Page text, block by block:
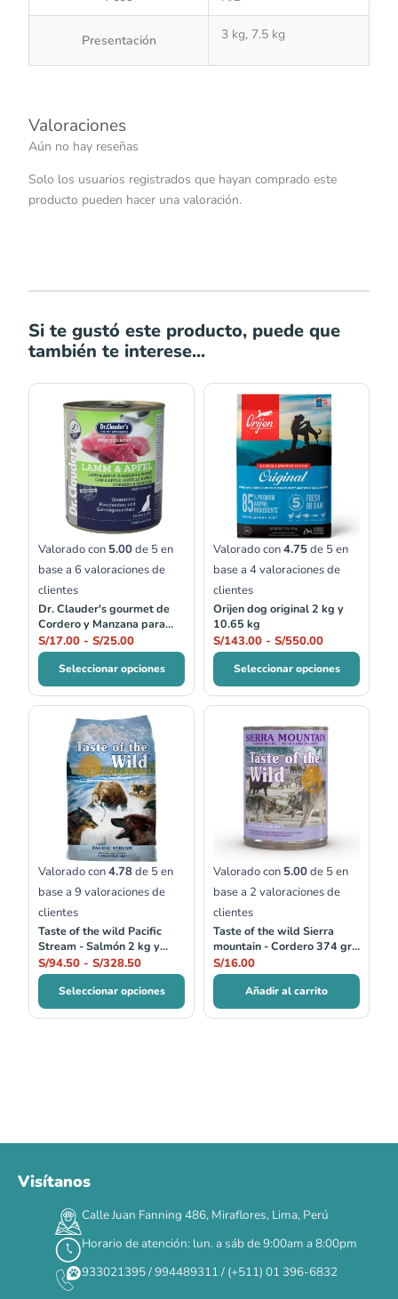
Presentación 3 kg, 7.5 kg
Valoraciones
Aún no hay reseñas
Solo los usuarios registrados que hayan comprado este
producto pueden hacer una valoración.
Si te gustó este producto, puede que
también te interese...
Valorado con 5.00de 5 en
base a 6 valoraciones de
clientes
Dr. Clauder's gourmet de
Cordero y Manzana para
perro 400 gr y 800 gr
S/17.00 - S/25.00
de
precios:
desde
S/17.00
hasta
S/25.00
Seleccionar opciones
Valorado con4.75de 5 en
base a 4valoraciones de
clientes
Orijen dog original 2 kg y
10.65 kg
S/143.00 - S/550.00
Rango
de
precios:
S/550.00
Seleccionar opciones
Valorado con4.78de 5 en
base a 9 valoraciones de
clientes
Taste of the wild Pacific
Stream - Salmón 2 kg y
12.2 kg
S/94.50 - S/328.50
Rango
de
precios:
desde
S/94.50
hasta
S/328.50
Seleccionar opciones
Valorado con 5.00de 5 en
base a 2 valoraciones de
clientes
Taste of the wild Sierra
mountain - Cordero 374 gr
Lata
S/16.00
Añadir al carrito
DÍAS HORAS MIN SEG
✕
Visítanos
Calle Juan Fanning 486, Miraflores, Lima, Perú
Horario de atención: lun. a sáb de 9:00am a 8:00pm
933021395 / 994489311 / (+511) 01 396-6832